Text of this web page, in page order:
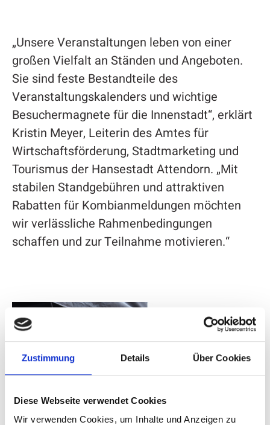
Zustimmung Details Über Cookies
Diese Webseite verwendet Cookies
Wir verwenden Cookies, um Inhalte und Anzeigen zu
„Unsere Veranstaltungen leben von einer
großen Vielfalt an Ständen und Angeboten.
Sie sind feste Bestandteile des
Veranstaltungskalenders und wichtige
Besuchermagnete für die Innenstadt“, erklärt
Kristin Meyer, Leiterin des Amtes für
Wirtschaftsförderung, Stadtmarketing und
Tourismus der Hansestadt Attendorn. „Mit
stabilen Standgebühren und attraktiven
Rabatten für Kombianmeldungen möchten
wir verlässliche Rahmenbedingungen
schaffen und zur Teilnahme motivieren.“